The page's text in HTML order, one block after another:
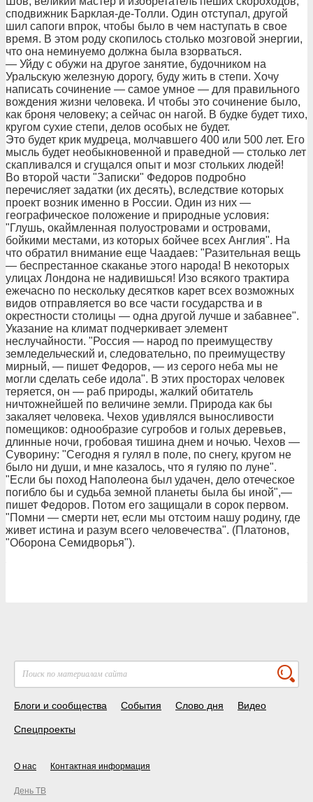
сподвижник Барклая-де-Толли. Один отступал, другой
шил сапоги впрок, чтобы было в чем наступать в свое
время. В этом роду скопилось столько мозговой энергии,
что она неминуемо должна была взорваться.
— Уйду с обужи на другое занятие, будочником на
Уральскую железную дорогу, буду жить в степи. Хочу
написать сочинение — самое умное — для правильного
вождения жизни человека. И чтобы это сочинение было,
как броня человеку; а сейчас он нагой. В будке будет тихо,
кругом сухие степи, делов особых не будет.
Это будет крик мудреца, молчавшего 400 или 500 лет. Его
мысль будет необыкновенной и праведной — столько лет
скапливался и сгущался опыт и мозг стольких людей!
Во второй части "Записки" Федоров подробно
перечисляет задатки (их десять), вследствие которых
проект возник именно в России. Один из них —
географическое положение и природные условия:
"Глушь, окаймленная полуостровами и островами,
бойкими местами, из которых бойчее всех Англия". На
что обратил внимание еще Чаадаев: "Разительная вещь
— беспрестанное скаканье этого народа! В некоторых
улицах Лондона не надивишься! Изо всякого трактира
ежечасно по нескольку десятков карет всех возможных
видов отправляется во все части государства и в
окрестности столицы — одна другой лучше и забавнее".
Указание на климат подчеркивает элемент
неслучайности. "Россия — народ по преимуществу
земледельческий и, следовательно, по преимуществу
мирный, — пишет Федоров, — из серого неба мы не
могли сделать себе идола". В этих просторах человек
теряется, он — раб природы, жалкий обитатель
ничтожнейшей по величине земли. Природа как бы
закаляет человека. Чехов удивлялся выносливости
помещиков: однообразие сугробов и голых деревьев,
длинные ночи, гробовая тишина днем и ночью. Чехов —
Суворину: "Сегодня я гулял в поле, по снегу, кругом не
было ни души, и мне казалось, что я гуляю по луне".
"Если бы поход Наполеона был удачен, дело отеческое
погибло бы и судьба земной планеты была бы иной",—
пишет Федоров. Потом его защищали в сорок первом.
"Помни — смерти нет, если мы отстоим нашу родину, где
живет истина и разум всего человечества". (Платонов,
"Оборона Семидворья").
Блоги и сообщества События Слово дня Видео
Спецпроекты
О нас Контактная информация
День ТВ